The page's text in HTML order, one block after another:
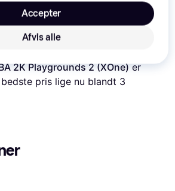
2K Playgrounds 2 (XOne)
er
pris lige nu blandt 3
Afvis alle
Accepter